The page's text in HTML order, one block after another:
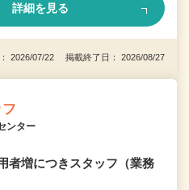
詳細を見る
2026/07/22 掲載終了日： 2026/08/27
ンター
者増につきスタッフ（業務